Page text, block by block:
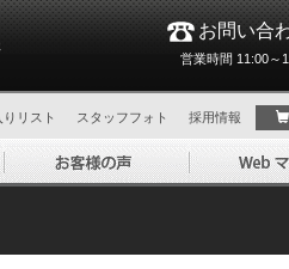
お問い合
営業時間 11:00～
リスト スタッフフォト 採用情報